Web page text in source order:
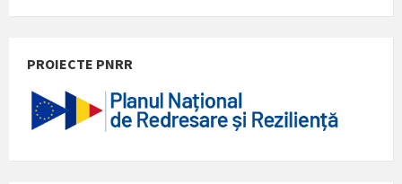
PROIECTE PNRR